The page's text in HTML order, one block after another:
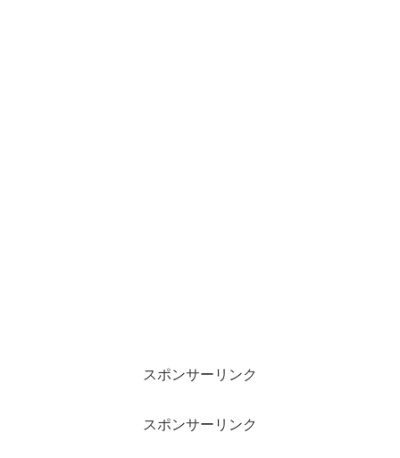
スポンサーリンク
スポンサーリンク